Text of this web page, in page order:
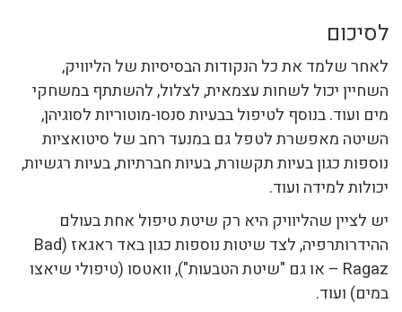
לסיכום
לאחר שלמד את כל הנקודות הבסיסיות של הליוויק,
השחיין יכול לשחות עצמאית, לצלול, להשתתף במשחקי
מים ועוד. בנוסף לטיפול בבעיות סנסו-מוטוריות לסוגיהן,
השיטה מאפשרת לטפל גם במנעד רחב של סיטואציות
נוספות כגון בעיות תקשורת, בעיות חברתיות, בעיות רגשיות,
יכולות למידה ועוד.
יש לציין שהליוויק היא רק שיטת טיפול אחת בעולם
ההידרותרפיה, לצד שיטות נוספות כגון באד ראגאז (Bad
Ragaz – או גם "שיטת הטבעות"), וואטסו (טיפולי שיאצו
במים) ועוד.